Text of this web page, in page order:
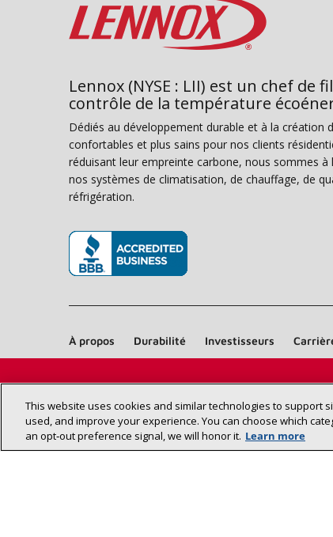
Lennox (NYSE : LII) est un chef de
contrôle de la température
Dédiés au développement durable et à la création
confortables et plus sains pour nos clients
réduisant leur empreinte carbone, nous sommes à
nos systèmes de climatisation, de chauffage, de
réfrigération.
À propos Durabilité Investisseurs
This website uses cookies and similar technologies to support
used, and improve your experience. You can choose which
an opt‑out preference signal, we will honor it. Learn more